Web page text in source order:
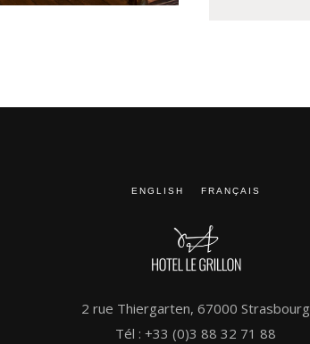
ENGLISH FRANÇAIS
2 rue Thiergarten, 67000 Strasbourg
Tél : +33 (0)3 88 32 71 88